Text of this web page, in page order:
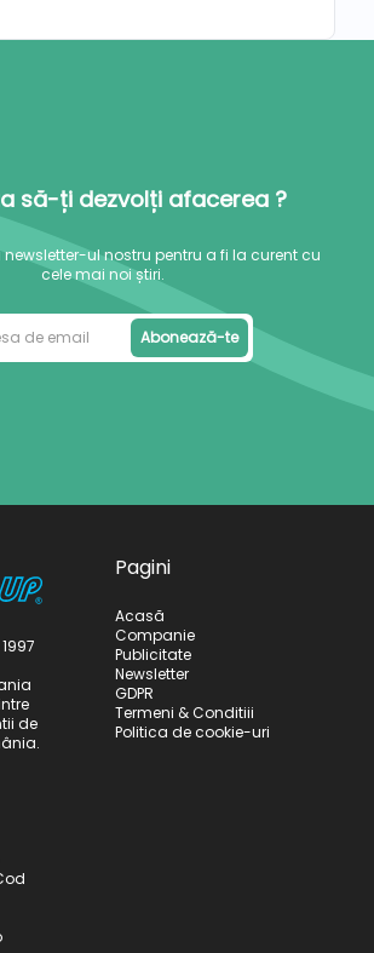
să-ți dezvolți afacerea ?
ul nostru pentru a fi la curent cu
cele mai noi știri.
Abonează-te
de
Pagini
Acasă
Companie
Publicitate
Newsletter
GDPR
Termeni & Conditiii
Politica de cookie-uri